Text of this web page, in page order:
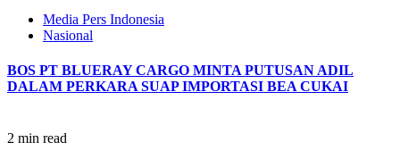
Media Pers Indonesia
Nasional
BOS PT BLUERAY CARGO MINTA PUTUSAN ADIL
DALAM PERKARA SUAP IMPORTASI BEA CUKAI
2 min read